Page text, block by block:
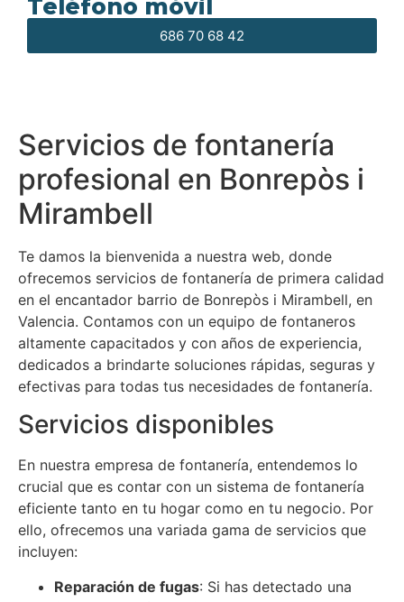
Teléfono móvil
686 70 68 42
Servicios de fontanería
profesional en Bonrepòs i
Mirambell
Te damos la bienvenida a nuestra web, donde
ofrecemos servicios de fontanería de primera calidad
en el encantador barrio de Bonrepòs i Mirambell, en
Valencia. Contamos con un equipo de fontaneros
altamente capacitados y con años de experiencia,
dedicados a brindarte soluciones rápidas, seguras y
efectivas para todas tus necesidades de fontanería.
Servicios disponibles
En nuestra empresa de fontanería, entendemos lo
crucial que es contar con un sistema de fontanería
eficiente tanto en tu hogar como en tu negocio. Por
ello, ofrecemos una variada gama de servicios que
incluyen:
Reparación de fugas: Si has detectado una